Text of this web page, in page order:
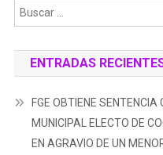
ENTRADAS
FGE OBTIENE
MUNICIPAL ELECTO DE
EN AGRAVIO DE UN